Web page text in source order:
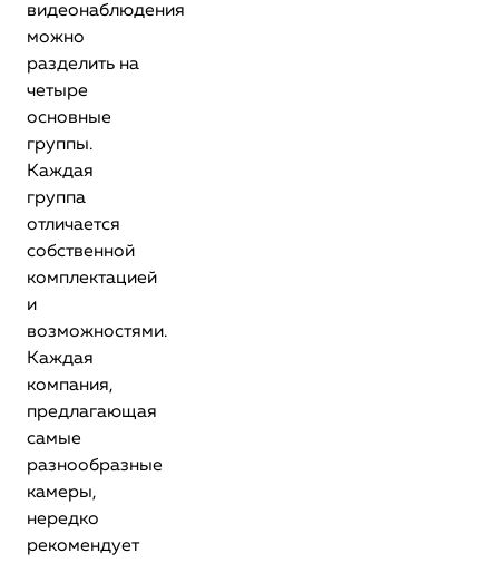
видеонаблюдения
можно
разделить на
четыре
основные
группы.
Каждая
группа
отличается
собственной
комплектацией
и
возможностями.
Каждая
компания,
предлагающая
самые
разнообразные
камеры,
нередко
рекомендует